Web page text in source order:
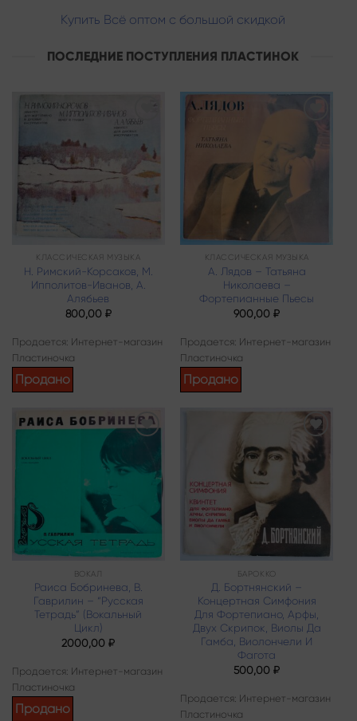
Купить Всё оптом с большой скидкой
ПОСЛЕДНИЕ ПОСТУПЛЕНИЯ ПЛАСТИНОК
Add to
wishlist
КЛАССИЧЕСКАЯ МУЗЫКА
Н. Римский-Корсаков, М.
Ипполитов-Иванов, A.
Алябьев
800,00 ₽
Продается: Интернет-магазин
Пластиночка
Продано
КЛАССИЧЕСКАЯ МУЗЫКА
А. Лядов – Татьяна
Николаева –
Фортепианные Пьесы
900,00₽
Продается: Интернет-магазин
Пластиночка
Продано
ВОКАЛ
Раиса Бобринева, В.
Гаврилин – “Русская
Тетрадь” (Вокальный
Цикл)
2000,00₽
Продается: Интернет-магазин
Пластиночка
Продано
Add to
wishlist
БАРОККО
Д. Бортнянский –
Концертная Симфония
Для Фортепиано, Арфы,
Двух Скрипок, Виолы Да
Гамба, Виолончели И
Фагота
500,00₽
Продается: Интернет-магазин
Пластиночка